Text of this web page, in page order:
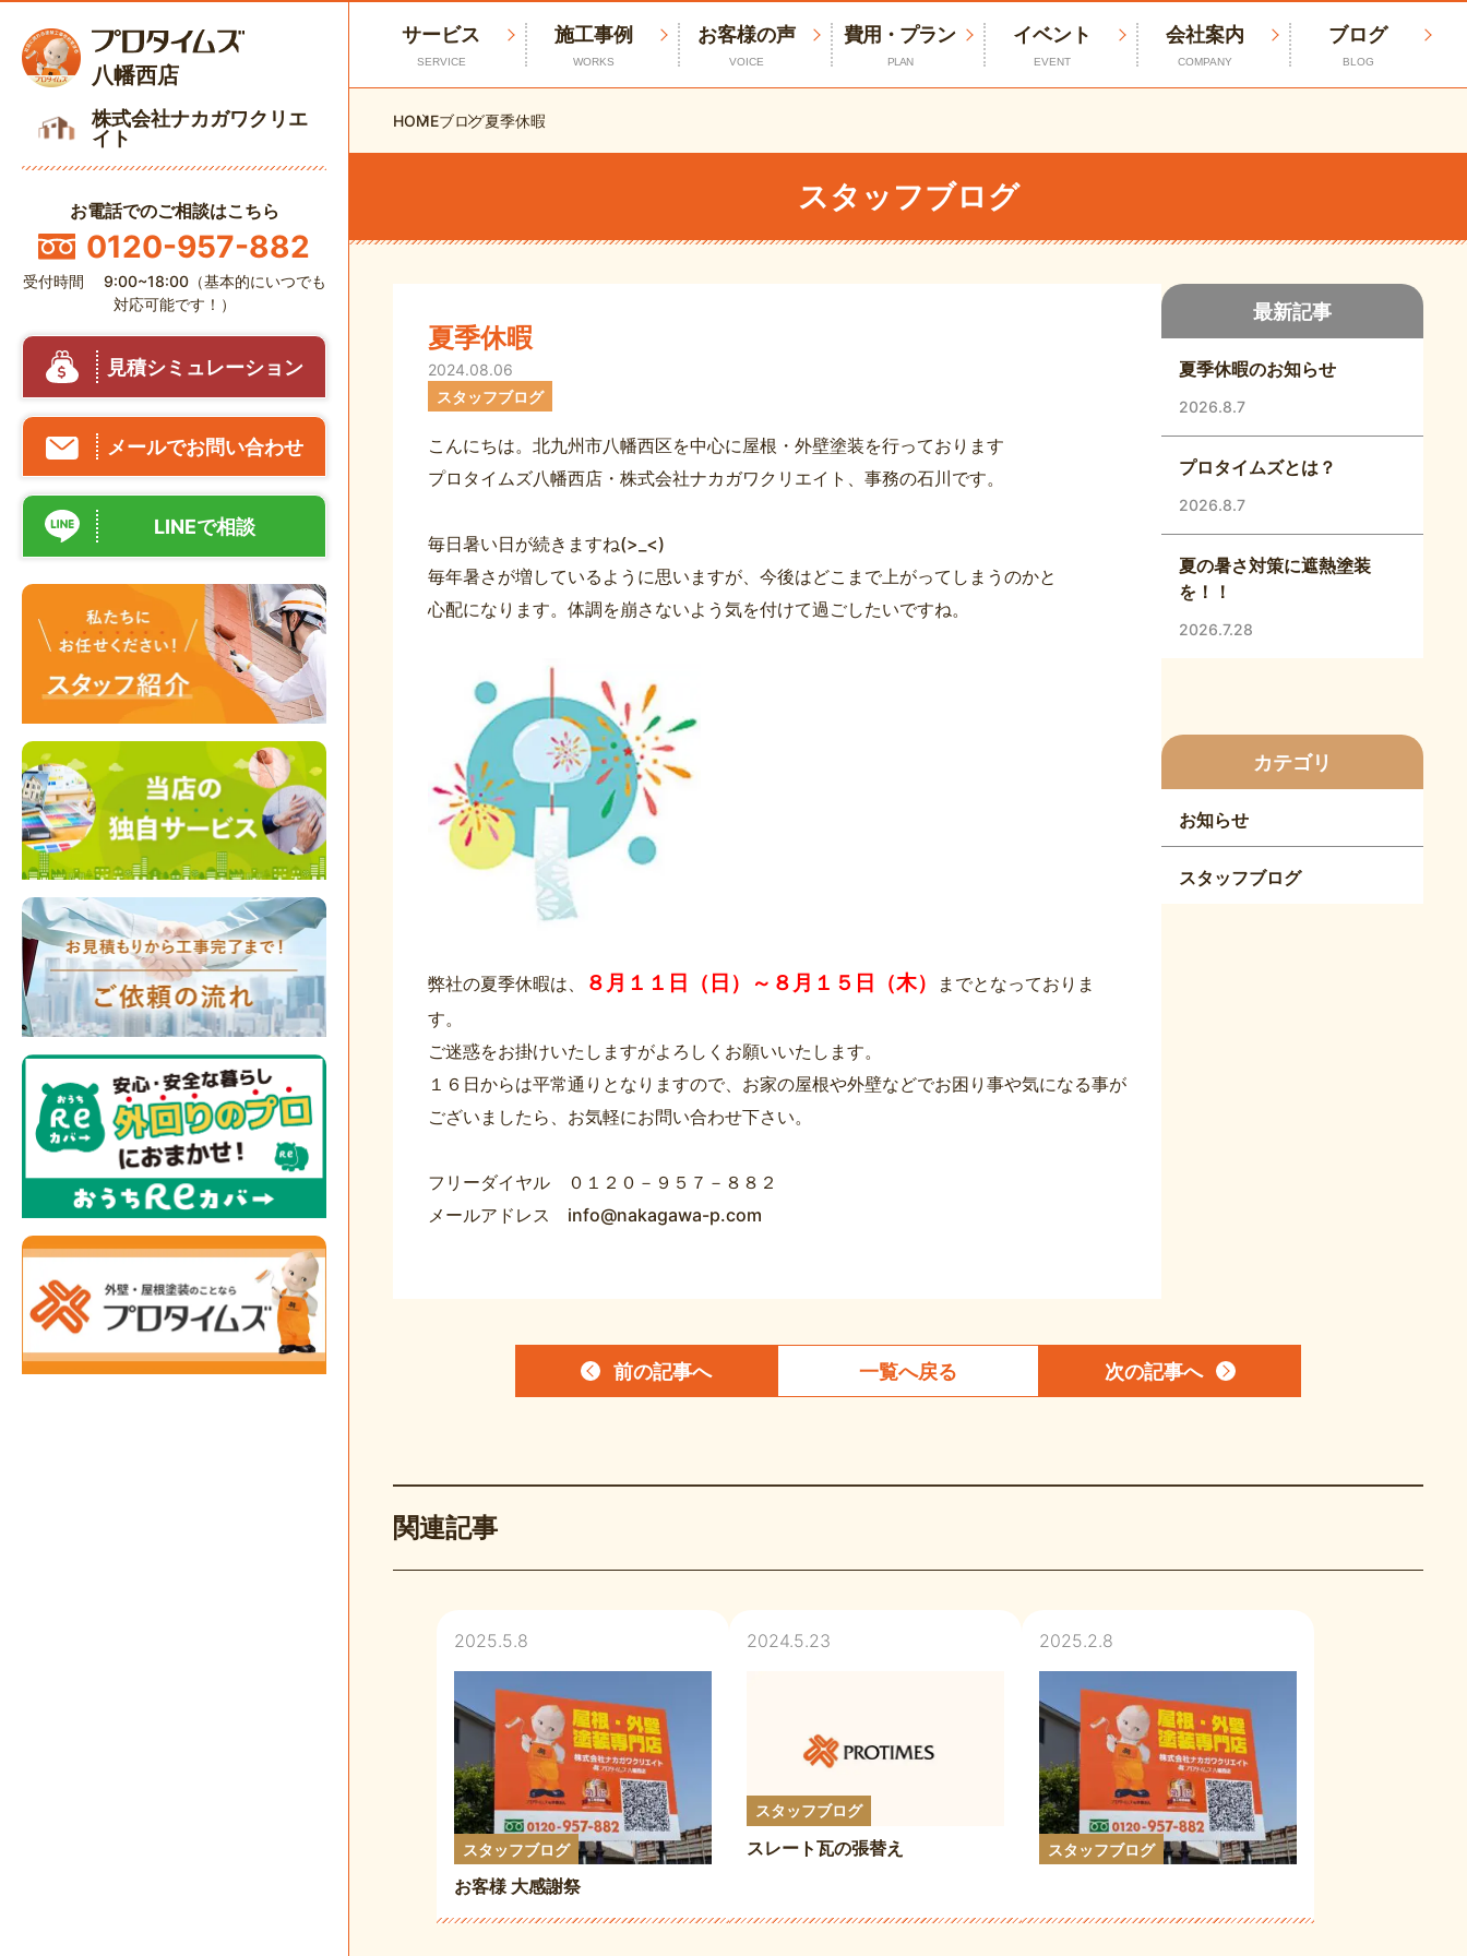
八幡西店
株式会社ナカガワクリエ
イト
お電話でのご相談はこちら
0120-957-882
受付時間 9:00~18:00（基本的にいつでも
対応可能です！）
見積シミュレーション
メールでお問い合わせ
LINEで相談
サービス
SERVICE
施工事例
WORKS
お客様の声
VOICE
費用・プラン
PLAN
イベント
EVENT
会社案内
COMPANY
ブログ
BLOG
HOMEブログ夏季休暇
スタッフブログ
夏季休暇
2024.08.06
スタッフブログ
こんにちは。北九州市八幡西区を中心に屋根・外壁塗装を行っております
プロタイムズ八幡西店・株式会社ナカガワクリエイト、事務の石川です。
毎日暑い日が続きますね(>_<)
毎年暑さが増しているように思いますが、今後はどこまで上がってしまうのかと
心配になります。体調を崩さないよう気を付けて過ごしたいですね。
弊社の夏季休暇は、 ８月１１日（日）～８月１５日（木）
までとなっておりま
す。
ご迷惑をお掛けいたしますがよろしくお願いいたします。
１６日からは平常通りとなりますので、お家の屋根や外壁などでお困り事や気になる事が
ございましたら、お気軽にお問い合わせ下さい。
フリーダイヤル ０１２０－９５７－８８２
メールアドレス info@nakagawa-p.com
最新記事
夏季休暇のお知らせ
2026.8.7
プロタイムズとは？
2026.8.7
夏の暑さ対策に遮熱塗装
を！！
2026.7.28
カテゴリ
お知らせ
スタッフブログ
前の記事へ 一覧へ戻る 次の記事へ
関連記事
2025.5.8
スタッフブログ
お客様 大感謝祭
2024.5.23
スタッフブログ
スレート瓦の張替え
2025.2.8
スタッフブログ